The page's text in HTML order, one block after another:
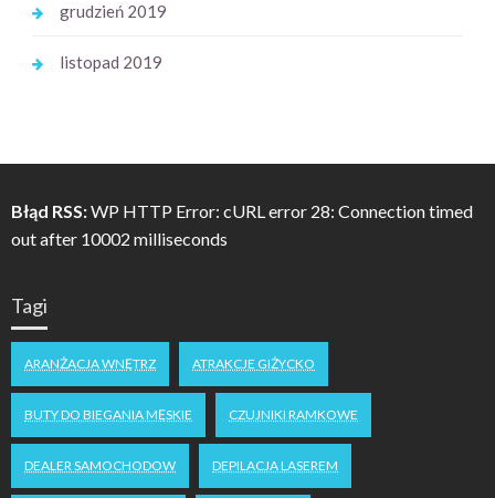
grudzień 2019
listopad 2019
Błąd RSS:WP HTTP Error: cURL error 28: Connection timed
out after 10002 milliseconds
Tagi
ARANŻACJA WNĘTRZ ATRAKCJE GIŻYCKO
BUTY DO BIEGANIA MĘSKIE CZUJNIKI RAMKOWE
DEALER SAMOCHODOW DEPILACJA LASEREM